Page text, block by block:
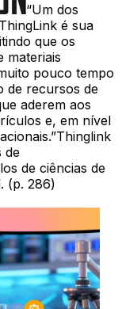
Um dos
é sua
que os
materiais
pouco tempo
de recursos de
aderem aos
e, em nível
Thinglink
de
de ciências de
(p. 286)